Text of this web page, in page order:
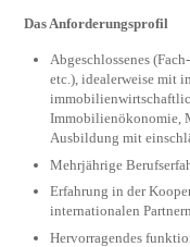
Das Anforderungsprofil
Abgeschlossenes
etc.), idealerweise mit
Immobilienökonomie,
Ausbildung mit
Mehrjährige
Erfahrung in der
internationalen
Hervorragendes